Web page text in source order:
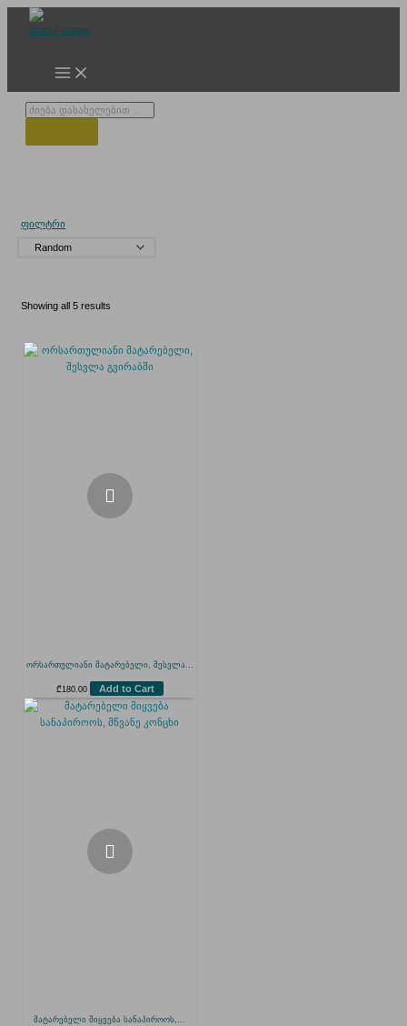
Products
ფილტრი
Showing all 5 results
ორსართულიანი მატარებელი, შესვლა...
₾ 180.00 Add to Cart
მატარებელი მიყვება სანაპიროოს,...